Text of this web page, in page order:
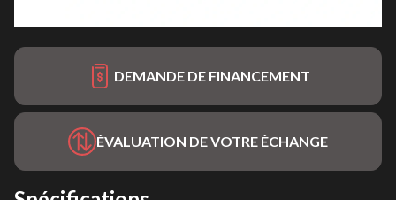
DEMANDE DE FINANCEMENT
ÉVALUATION DE VOTRE ÉCHANGE